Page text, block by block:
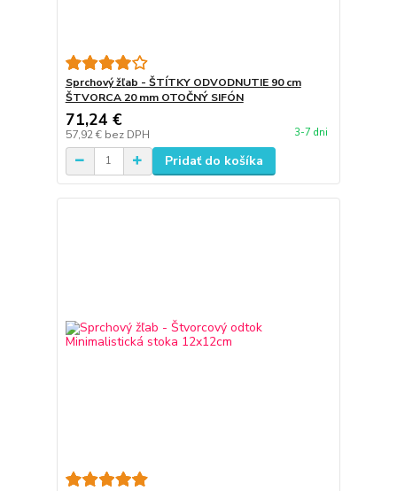
Sprchový žľab - ŠTÍTKY ODVODNUTIE 90 cm
ŠTVORCA 20 mm OTOČNÝ SIFÓN
71,24 €
57,92 € bez DPH 3-7 dni
Pridať do košíka